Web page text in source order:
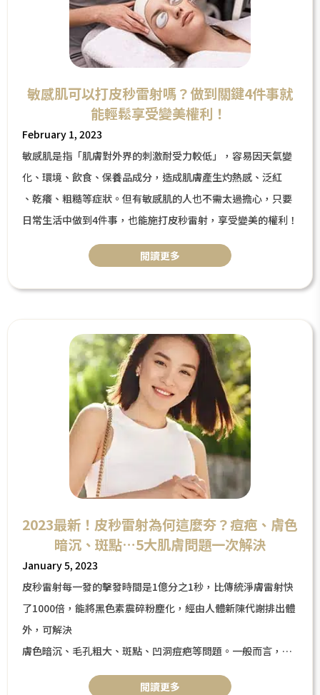
敏感肌可以打皮秒雷射嗎？做到關鍵4件事就
能輕鬆享受變美權利！
February 1, 2023
敏感肌是指「肌膚對外界的刺激耐受力較低」，容易因天氣變
化、環境、飲食、保養品成分，造成肌膚產生灼熱感、泛紅
、乾癢、粗糙等症狀。但有敏感肌的人也不需太過擔心，只要
日常生活中做到4件事，也能施打皮秒雷射，享受變美的權利！
閲讀更多
2023最新！皮秒雷射為何這麼夯？痘疤、膚色
暗沉、斑點…5大肌膚問題一次解決
January 5, 2023
皮秒雷射每一發的擊發時間是1億分之1秒，比傳統淨膚雷射快
了1000倍，能將黑色素震碎粉塵化，經由人體新陳代謝排出體
外，可解決
膚色暗沉、毛孔粗大、斑點、凹洞痘疤等問題。一般而言，角
質代謝修復週期為28天，皮秒雷射建議間隔1至1個半月施打一
閲讀更多